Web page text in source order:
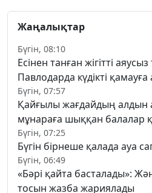
Жаңалықтар
Бүгін, 08:10
Есінен танған жігітті
Павлодарда күдікті
Бүгін, 07:57
Қайғылы жағдайдың
мұнараға шыққан балалар
Бүгін, 07:25
Бүгін бірнеше қалада ауа
Бүгін, 06:49
«Бәрі қайта басталады»:
тосын жазба жариялады